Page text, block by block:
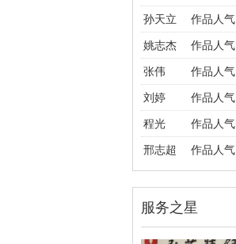
孙天立 作品人气
姚志杰 作品人气
张伟 作品人气
刘婷 作品人气
程光 作品人气
邢志超 作品人气
服务之星